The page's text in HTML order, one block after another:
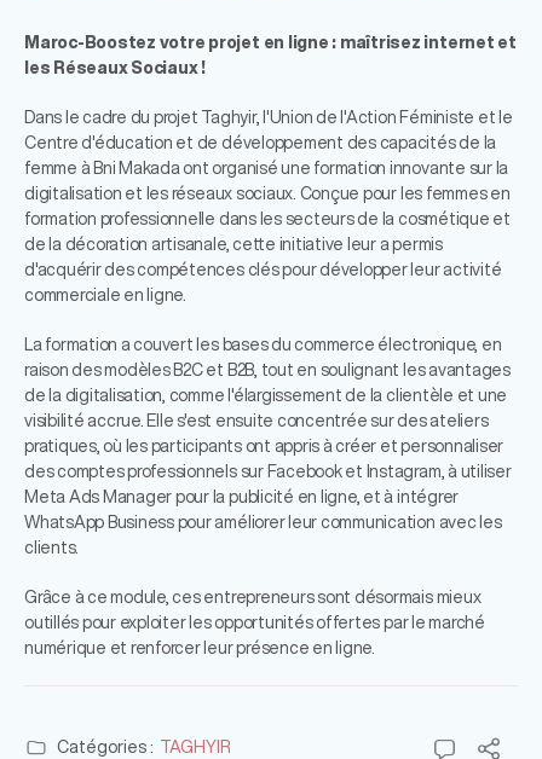
Maroc-Boostez votre projet en ligne : maîtrisez internet et
les Réseaux Sociaux !
Dans le cadre du projet Taghyir, l'Union de l'Action Féministe et le
Centre d'éducation et de développement des capacités de la
femme à Bni Makada ont organisé une formation innovante sur la
digitalisation et les réseaux sociaux. Conçue pour les femmes en
formation professionnelle dans les secteurs de la cosmétique et
de la décoration artisanale, cette initiative leur a permis
d'acquérir des compétences clés pour développer leur activité
commerciale en ligne.
La formation a couvert les bases du commerce électronique, en
raison des modèles B2C et B2B, tout en soulignant les avantages
de la digitalisation, comme l'élargissement de la clientèle et une
visibilité accrue. Elle s'est ensuite concentrée sur des ateliers
pratiques, où les participants ont appris à créer et personnaliser
des comptes professionnels sur Facebook et Instagram, à utiliser
Meta Ads Manager pour la publicité en ligne, et à intégrer
WhatsApp Business pour améliorer leur communication avec les
clients.
Grâce à ce module, ces entrepreneurs sont désormais mieux
outillés pour exploiter les opportunités offertes par le marché
numérique et renforcer leur présence en ligne.
Catégories : TAGHYIR